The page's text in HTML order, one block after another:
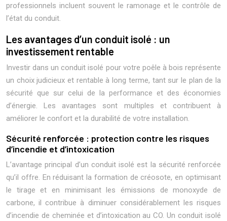
professionnels incluent souvent le ramonage et le contrôle de
l’état du conduit.
Les avantages d’un conduit isolé : un
investissement rentable
Investir dans un conduit isolé pour votre poêle à bois représente
un choix judicieux et rentable à long terme, tant sur le plan de la
sécurité que sur celui de la performance et des économies
d’énergie. Les avantages sont multiples et contribuent à
améliorer le confort et la durabilité de votre installation.
Sécurité renforcée : protection contre les risques
d’incendie et d’intoxication
L’avantage principal d’un conduit isolé est la sécurité renforcée
qu’il offre. En réduisant la formation de créosote, en optimisant
le tirage et en minimisant les émissions de monoxyde de
carbone, il contribue à diminuer considérablement les risques
d’incendie de cheminée et d’intoxication au CO. Un conduit isolé